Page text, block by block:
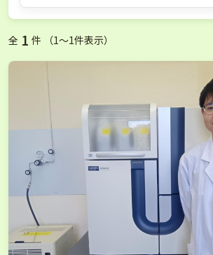
全 1 件 （1〜1件表示）